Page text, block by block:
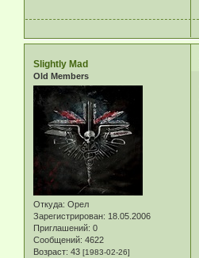
Slightly Mad
Old Members
Откуда: Орел
Зарегистрирован: 18.05.2006
Приглашений: 0
Сообщений: 4622
Возраст: 43 [1983-02-26]